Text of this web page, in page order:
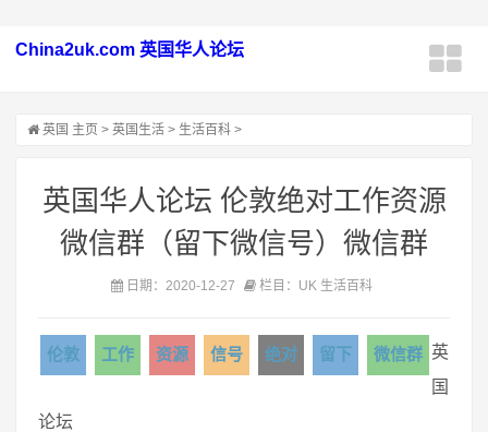
China2uk.com 英国华人论坛
英国 主页 > 英国生活 > 生活百科 >
英国华人论坛 伦敦绝对工作资源
微信群（留下微信号）微信群
日期：2020-12-27 栏目：UK 生活百科
伦敦 工作 资源 信号 绝对 留下 微信群 英
国
论坛